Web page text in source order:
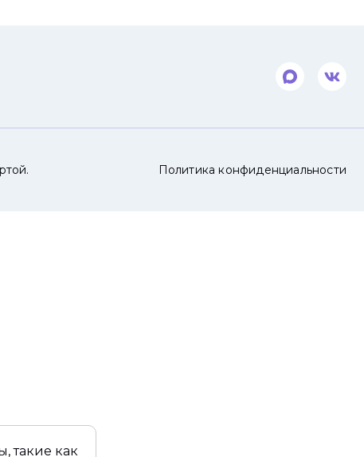
Политика конфиденциальности
такие как